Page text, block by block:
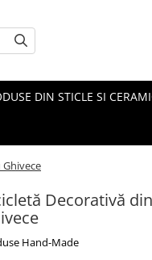
DIN STICLE SI
Decorativă
Hand-Made